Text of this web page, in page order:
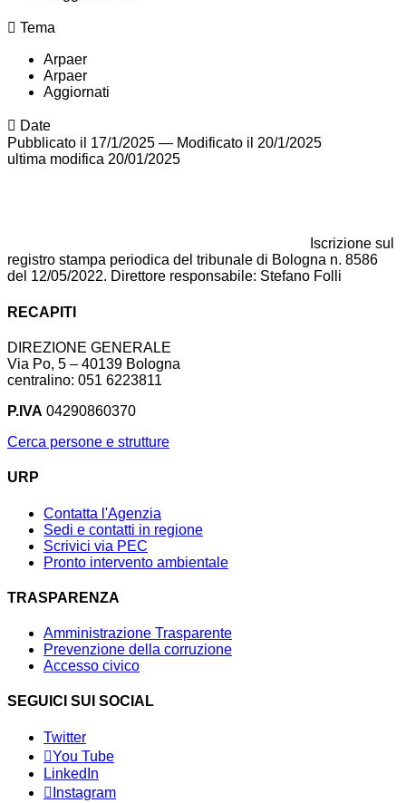
Tema
Arpaer
Arpaer
Aggiornati
Date
Pubblicato il 17/1/2025 — Modificato il 20/1/2025
ultima modifica 20/01/2025
Iscrizione sul
registro stampa periodica del tribunale di Bologna n. 8586
del 12/05/2022. Direttore responsabile: Stefano Folli
RECAPITI
DIREZIONE GENERALE
Via Po, 5 – 40139 Bologna
centralino: 051 6223811
P.IVA 04290860370
Cerca persone e strutture
URP
Contatta l'Agenzia
Sedi e contatti in regione
Scrivici via PEC
Pronto intervento ambientale
TRASPARENZA
Amministrazione Trasparente
Prevenzione della corruzione
Accesso civico
SEGUICI SUI SOCIAL
Twitter
You Tube
LinkedIn
Instagram